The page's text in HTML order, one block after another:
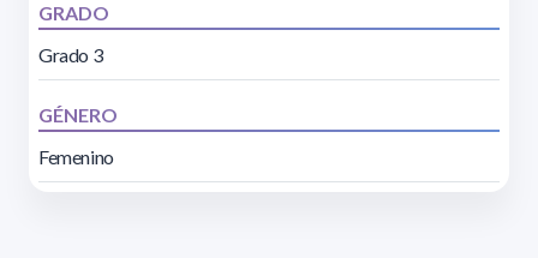
GRADO
Grado 3
GÉNERO
Femenino